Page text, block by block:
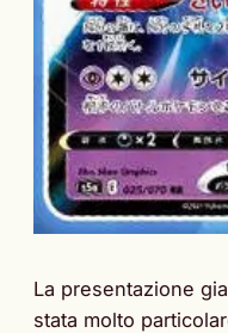
La presentazione
stata molto